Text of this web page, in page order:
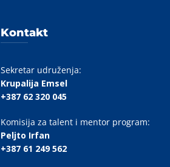
Kontakt
Sekretar udruženja:
Krupalija Emsel
+387 62 320 045
Komisija za talent i mentor program:
Peljto Irfan
+387 61 249 562